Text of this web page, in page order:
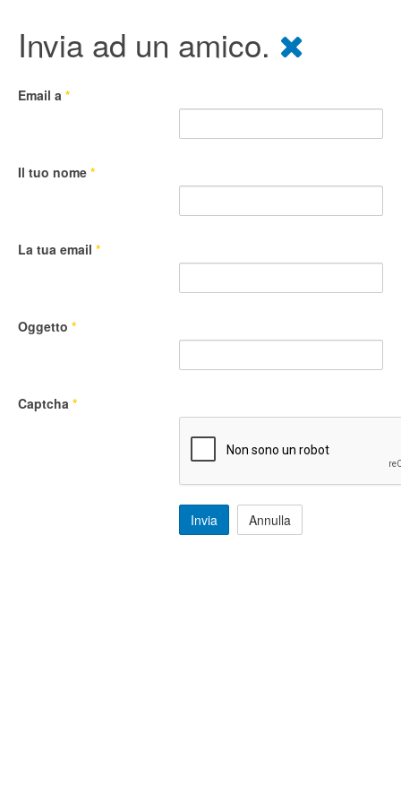
Invia ad un amico.
Email a *
Il tuo nome *
La tua email *
Oggetto *
Captcha *
Invia Annulla